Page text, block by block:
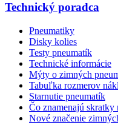
Technický poradca
Pneumatiky
Disky kolies
Testy pneumatík
Technické informácie
Mýty o zimných
Tabuľka rozmerov
Starnutie pneumatík
Čo znamenajú skratky
Nové značenie